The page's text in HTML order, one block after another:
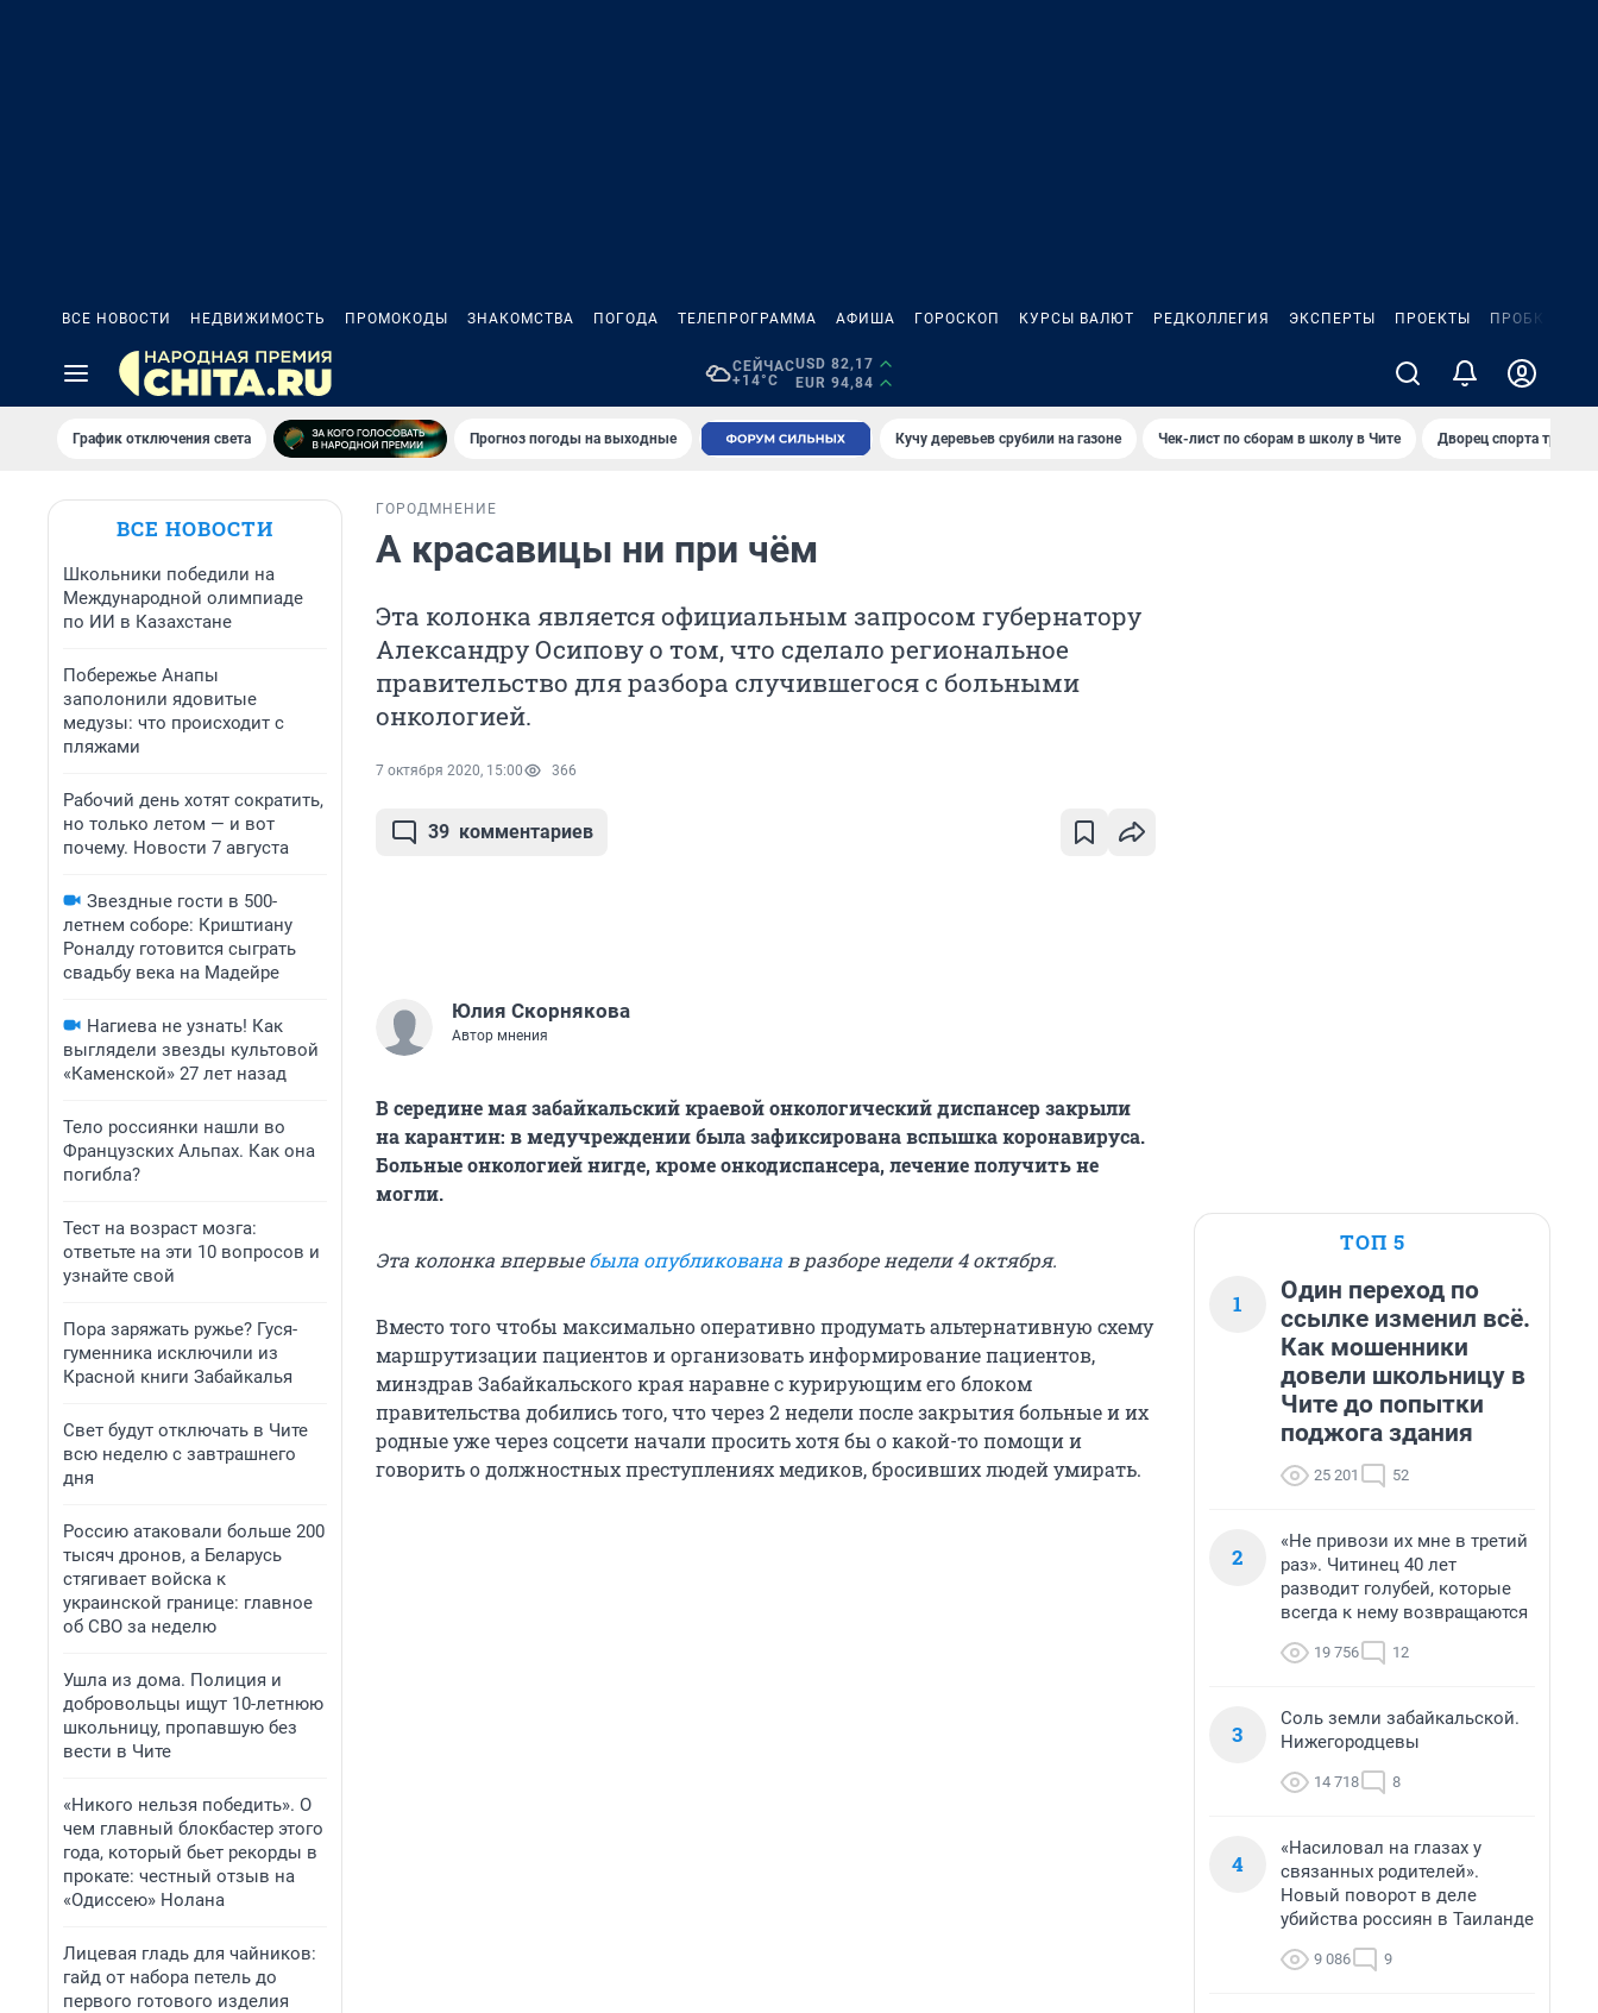
ВСЕ НОВОСТИ НЕДВИЖИМОСТЬ ПРОМОКОДЫ ЗНАКОМСТВА ПОГОДА ТЕЛЕПРОГРАММА АФИША ГОРОСКОП КУРСЫ ВАЛЮТ РЕДКОЛЛЕГИЯ ЭКСПЕРТЫ ПРОЕКТЫ ПРОБКИ
СЕЙЧАС
+14°C
USD 82,17
EUR 94,84
График отключения света Прогноз погоды на выходные Кучу деревьев срубили на газоне Чек-лист по сборам в школу в Чите Дворец спорта
ВСЕ НОВОСТИ
Школьники победили на
Международной олимпиаде
по ИИ в Казахстане
Побережье Анапы
заполонили ядовитые
медузы: что происходит с
пляжами
Рабочий день хотят сократить,
но только летом — и вот
почему. Новости 7 августа
Звездные гости в 500-
летнем соборе: Криштиану
Роналду готовится сыграть
свадьбу века на Мадейре
Нагиева не узнать! Как
выглядели звезды культовой
«Каменской» 27 лет назад
Тело россиянки нашли во
Французских Альпах. Как она
погибла?
Тест на возраст мозга:
ответьте на эти 10 вопросов и
узнайте свой
Пора заряжать ружье? Гуся-
гуменника исключили из
Красной книги Забайкалья
Свет будут отключать в Чите
всю неделю с завтрашнего
дня
Россию атаковали больше 200
тысяч дронов, а Беларусь
стягивает войска к
украинской границе: главное
об СВО за неделю
Ушла из дома. Полиция и
добровольцы ищут 10-летнюю
школьницу, пропавшую без
вести в Чите
«Никого нельзя победить». О
чем главный блокбастер этого
года, который бьет рекорды в
прокате: честный отзыв на
«Одиссею» Нолана
Лицевая гладь для чайников:
гайд от набора петель до
первого готового изделия
ГОРОД МНЕНИЕ
А красавицы ни при чём
Эта колонка является официальным запросом губернатору
Александру Осипову о том, что сделало региональное
правительство для разбора случившегося с больными
онкологией.
7 октября 2020, 15:00 366
39 комментариев
Юлия Скорнякова
Автор мнения
В середине мая забайкальский краевой онкологический диспансер закрыли
на карантин: в медучреждении была зафиксирована вспышка коронавируса.
Больные онкологией нигде, кроме онкодиспансера, лечение получить не
могли.
Эта колонка впервыебыла опубликована в разборе недели 4 октября.
Вместо того чтобы максимально оперативно продумать альтернативную схему
маршрутизации пациентов и организовать информирование пациентов,
минздрав Забайкальского края наравне с курирующим его блоком
правительства добились того, что через 2 недели после закрытия больные и их
родные уже через соцсети начали просить хотя бы о какой-то помощи и
говорить о должностных преступлениях медиков, бросивших людей умирать.
ТОП 5
1
Один переход по
ссылке изменил всё.
Как мошенники
довели школьницу в
Чите до попытки
поджога здания
25 201 52
2
«Не привози их мне в третий
раз». Читинец 40 лет
разводит голубей, которые
всегда к нему возвращаются
19 756 12
3
Соль земли забайкальской.
Нижегородцевы
14 718 8
4
«Насиловал на глазах у
связанных родителей».
Новый поворот в деле
убийства россиян в Таиланде
9 086 9